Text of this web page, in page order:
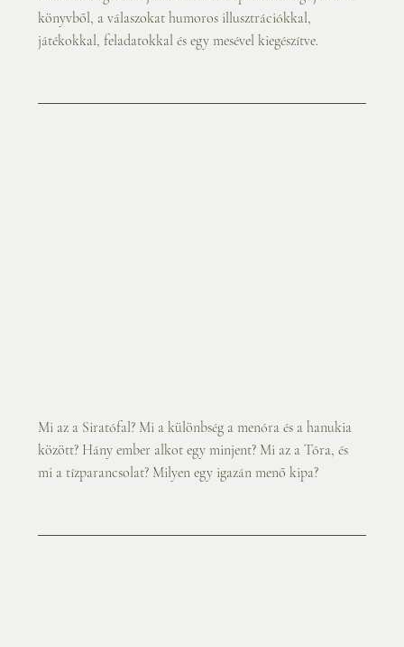
könyvből, a válaszokat humoros illusztrációkkal,
játékokkal, feladatokkal és egy mesével kiegészítve.
Mi az a Siratófal? Mi a különbség a menóra és a hanukia
között? Hány ember alkot egy minjent? Mi az a Tóra, és
mi a tízparancsolat? Milyen egy igazán menő kipa?